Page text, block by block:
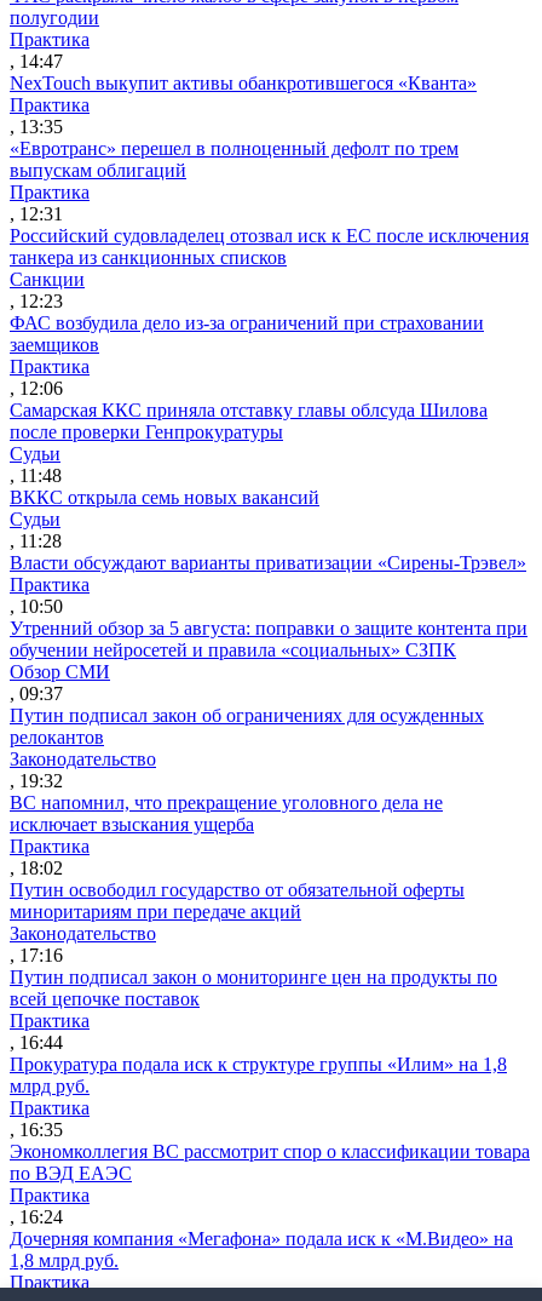
полугодии
Практика
, 14:47
NexTouch выкупит активы обанкротившегося «Кванта»
Практика
, 13:35
«Евротранс» перешел в полноценный дефолт по трем
выпускам облигаций
Практика
, 12:31
Российский судовладелец отозвал иск к ЕС после исключения
танкера из санкционных списков
Санкции
, 12:23
ФАС возбудила дело из-за ограничений при страховании
заемщиков
Практика
, 12:06
Самарская ККС приняла отставку главы облсуда Шилова
после проверки Генпрокуратуры
Судьи
, 11:48
ВККС открыла семь новых вакансий
Судьи
, 11:28
Власти обсуждают варианты приватизации «Сирены-Трэвел»
Практика
, 10:50
Утренний обзор за 5 августа: поправки о защите контента при
обучении нейросетей и правила «социальных» СЗПК
Обзор СМИ
, 09:37
Путин подписал закон об ограничениях для осужденных
релокантов
Законодательство
, 19:32
ВС напомнил, что прекращение уголовного дела не
исключает взыскания ущерба
Практика
, 18:02
Путин освободил государство от обязательной оферты
миноритариям при передаче акций
Законодательство
, 17:16
Путин подписал закон о мониторинге цен на продукты по
всей цепочке поставок
Практика
, 16:44
Прокуратура подала иск к структуре группы «Илим» на 1,8
млрд руб.
Практика
, 16:35
Экономколлегия ВС рассмотрит спор о классификации товара
по ВЭД ЕАЭС
Практика
, 16:24
Дочерняя компания «Мегафона» подала иск к «М.Видео» на
1,8 млрд руб.
Практика